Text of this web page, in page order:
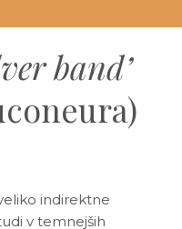
band’
indirektne
v temnejših